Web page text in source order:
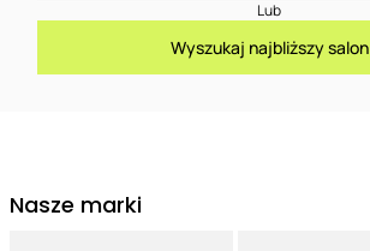
Lub
Wyszukaj najbliższy salon
Nasze marki